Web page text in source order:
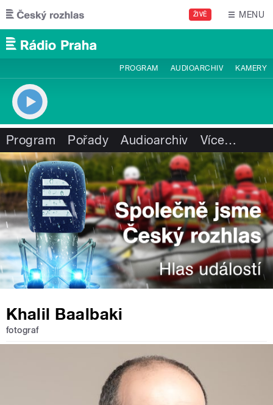
Přejít k hlavnímu obsahu
ŽIVĚ MENU
PROGRAM AUDIOARCHIV KAMERY
Program Pořady Audioarchiv Více…
Khalil Baalbaki
fotograf